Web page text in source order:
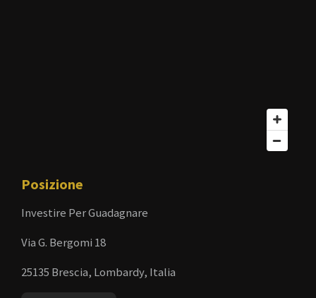
Posizione
Investire Per Guadagnare
Via G. Bergomi 18
25135 Brescia, Lombardy, Italia